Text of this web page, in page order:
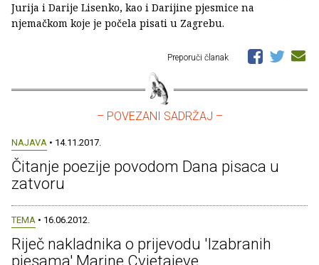
Jurija i Darije Lisenko, kao i Darijine pjesmice na
njemačkom koje je počela pisati u Zagrebu.
Preporuči članak
– POVEZANI SADRŽAJ –
NAJAVA • 14.11.2017.
Čitanje poezije povodom Dana pisaca u
zatvoru
TEMA • 16.06.2012.
Riječ nakladnika o prijevodu 'Izabranih
pjesama' Marine Cvjetajeve